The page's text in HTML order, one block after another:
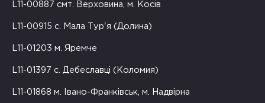
L11-00887 смт. Верховина, м. Косів
L11-00915 с. Мала Тур'я (Долина)
L11-01203 м. Яремче
L11-01397 с. Дебеславці (Коломия)
L11-01868 м. Івано-Франківськ, м. Надвірна